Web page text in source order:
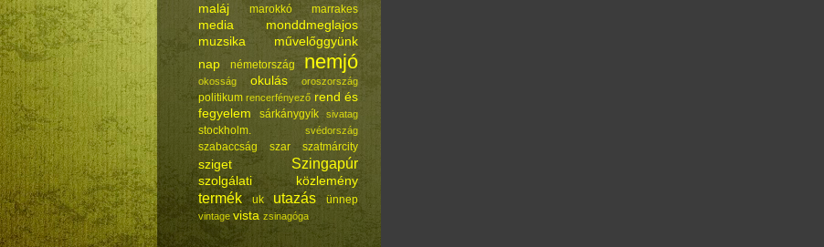
maláj marokkó marrakes
media
monddmeglajos
muzsika
művelőggyünk
nap
németország nemjó
okosság okulás oroszország
politikum rencerfényező rend és
fegyelem
sárkánygyík sivatag
stockholm. svédország
szabaccság szar szatmárcity
sziget Szingapúr
szolgálati közlemény
termék uk utazás ünnep
vintage vista zsinagóga